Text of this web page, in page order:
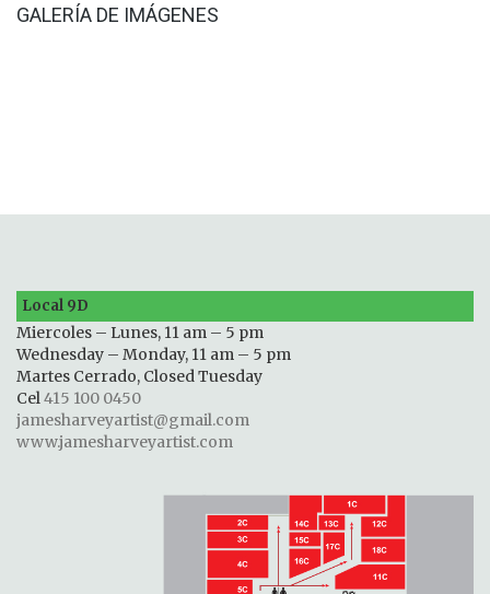
GALERÍA DE IMÁGENES
Local 9D
Miercoles – Lunes, 11 am – 5 pm
Wednesday – Monday, 11 am – 5 pm
Martes Cerrado, Closed Tuesday
Cel415 100 0450
jamesharveyartist@gmail.com
www.jamesharveyartist.com